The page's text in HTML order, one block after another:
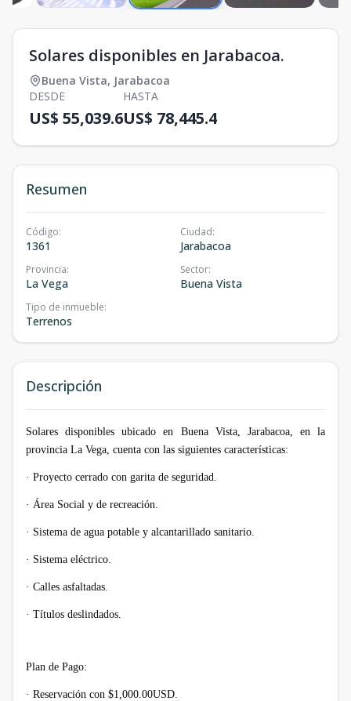
Solares disponibles en Jarabacoa.
Buena Vista, Jarabacoa
DESDE
US$ 55,039.6
HASTA
US$ 78,445.4
Resumen
Código:
1361
Ciudad:
Jarabacoa
Provincia:
La Vega
Sector:
Buena Vista
Tipo de inmueble:
Terrenos
Descripción
Solares disponibles ubicado en Buena Vista, Jarabacoa, en la
provincia La Vega, cuenta con las siguientes características:
· Proyecto cerrado con garita de seguridad.
· Área Social y de recreación.
· Sistema de agua potable y alcantarillado sanitario.
· Sistema eléctrico.
· Calles asfaltadas.
· Títulos deslindados.
Plan de Pago:
· Reservación con $1,000.00USD.